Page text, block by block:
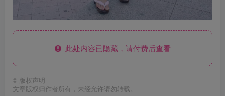
此处内容已隐藏，请付费后查看
© 版权声明
文章版权归作者所有，未经允许请勿转载。